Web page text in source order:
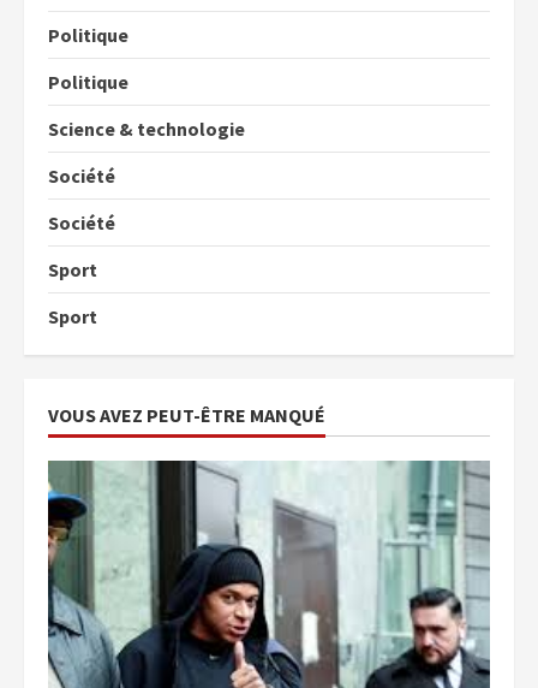
Politique
Politique
Science & technologie
Société
Société
Sport
Sport
VOUS AVEZ PEUT-ÊTRE MANQUÉ